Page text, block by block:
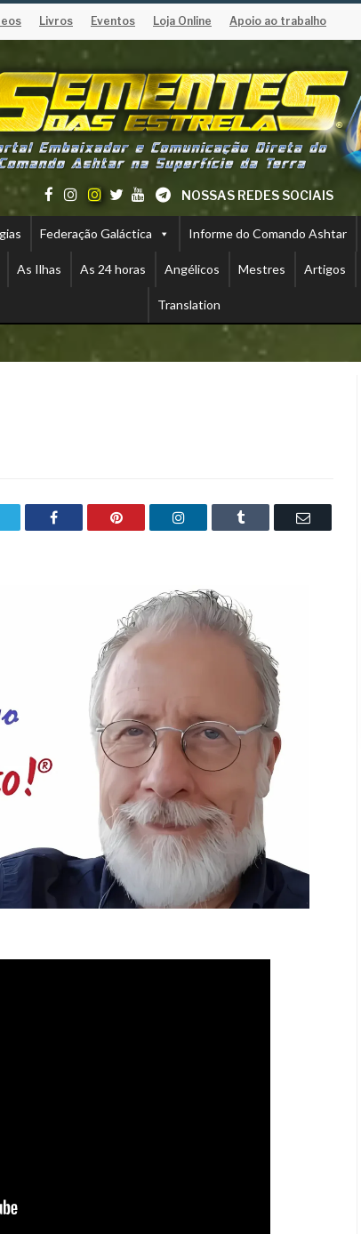
Livros Eventos Loja Online Apoio ao trabalho
NOSSAS REDES SOCIAIS
Federação Galáctica Informe do Comando Ashtar
As Ilhas As 24 horas Angélicos Mestres Artigos
Translation
Facebook Pinterest LinkedIn Tumblr Email